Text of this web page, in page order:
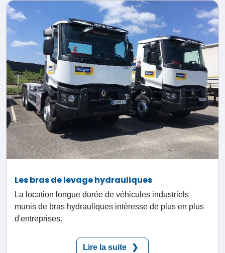
Les bras de levage hydrauliques
La location longue durée de véhicules industriels
munis de bras hydrauliques intéresse de plus en plus
d'entreprises.
Lire la suite